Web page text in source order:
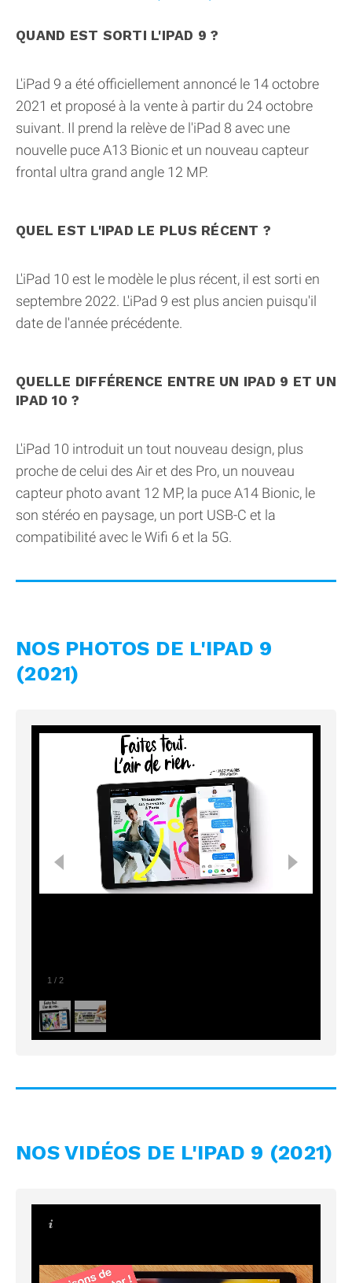
QUAND EST SORTI L'IPAD 9 ?
L'iPad 9 a été officiellement annoncé le 14 octobre
2021 et proposé à la vente à partir du 24 octobre
suivant. Il prend la relève de l'iPad 8 avec une
nouvelle puce A13 Bionic et un nouveau capteur
frontal ultra grand angle 12 MP.
QUEL EST L'IPAD LE PLUS RÉCENT ?
L'iPad 10 est le modèle le plus récent, il est sorti en
septembre 2022. L'iPad 9 est plus ancien puisqu'il
date de l'année précédente.
QUELLE DIFFÉRENCE ENTRE UN IPAD 9 ET UN
IPAD 10 ?
L'iPad 10 introduit un tout nouveau design, plus
proche de celui des Air et des Pro, un nouveau
capteur photo avant 12 MP, la puce A14 Bionic, le
son stéréo en paysage, un port USB-C et la
compatibilité avec le Wifi 6 et la 5G.
NOS PHOTOS DE L'IPAD 9
(2021)
1 / 2
NOS VIDÉOS DE L'IPAD 9 (2021)